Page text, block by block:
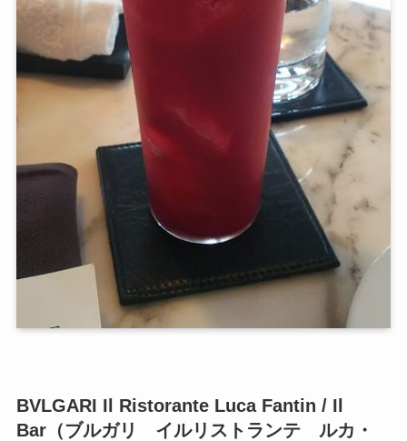
BVLGARI Il Ristorante Luca Fantin / Il
Bar（ブルガリ イルリストランテ ルカ・